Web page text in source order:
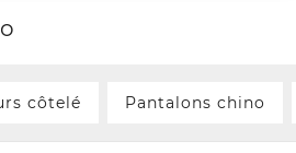
côtelé Pantalons chino